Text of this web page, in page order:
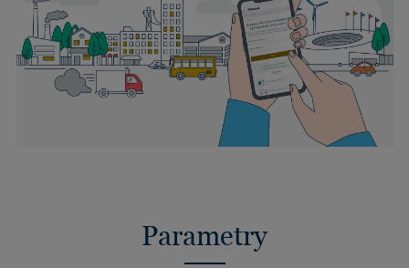
Parametry